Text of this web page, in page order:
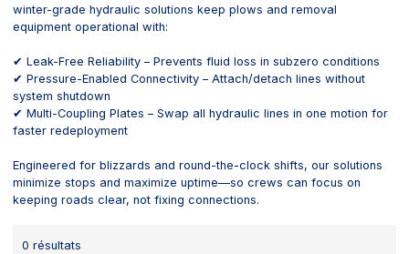
winter-grade hydraulic solutions keep plows and removal
equipment operational with:
✔ Leak-Free Reliability – Prevents fluid loss in subzero conditions
✔ Pressure-Enabled Connectivity – Attach/detach lines without
system shutdown
✔ Multi-Coupling Plates – Swap all hydraulic lines in one motion for
faster redeployment
Engineered for blizzards and round-the-clock shifts, our solutions
minimize stops and maximize uptime—so crews can focus on
keeping roads clear, not fixing connections.
0 résultats